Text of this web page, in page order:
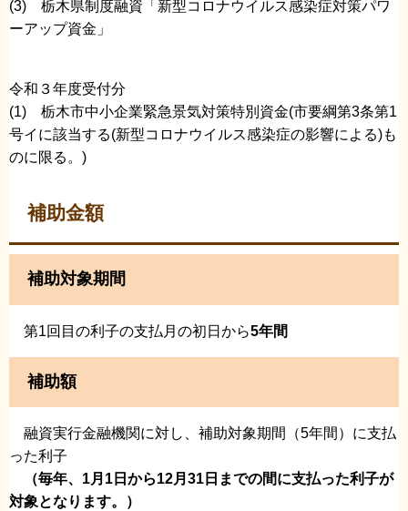
(3) 栃木県制度融資「新型コロナウイルス感染症対策パワ
ーアップ資金」
令和３年度受付分
(1) 栃木市中小企業緊急景気対策特別資金(市要綱第3条第1
号イに該当する(新型コロナウイルス感染症の影響による)も
のに限る。)
補助金額
補助対象期間
第1回目の利子の支払月の初日から5年間
補助額
融資実行金融機関に対し、補助対象期間（5年間）に支払
った利子
（毎年、1月1日から12月31日までの間に支払った利子が
対象となります。）